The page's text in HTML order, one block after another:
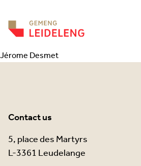
Jérome Desmet
Contact us
5, place des Martyrs
L-3361 Leudelange